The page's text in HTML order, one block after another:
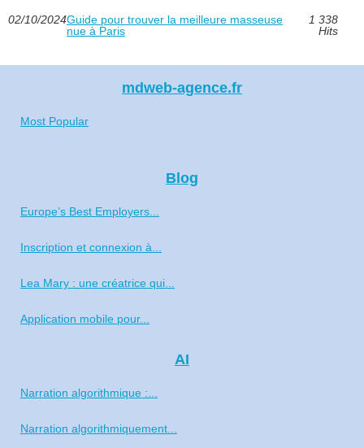
02/10/2024Guide pour trouver la meilleure masseuse
nue à Paris
1 338
Hits
mdweb-agence.fr
Most Popular
Blog
Europe’s Best Employers...
Inscription et connexion à...
Lea Mary : une créatrice qui...
Application mobile pour...
AI
Narration algorithmique :...
Narration algorithmiquement...